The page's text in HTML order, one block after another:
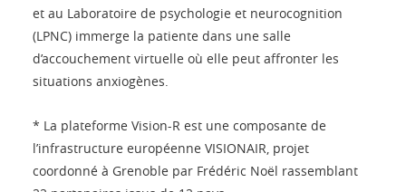
et au Laboratoire de psychologie et neurocognition
(LPNC) immerge la patiente dans une salle
d’accouchement virtuelle où elle peut affronter les
situations anxiogènes.
* La plateforme Vision-R est une composante de
l’infrastructure européenne VISIONAIR, projet
coordonné à Grenoble par Frédéric Noël rassemblant